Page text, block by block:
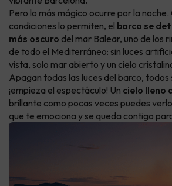
Pero lo más mágico ocurre por la noche.
condiciones lo permiten, el barco se
más oscuro del mar Balear, uno de los
de todo el Mediterráneo: sin luces
vista, solo mar abierto y un cielo
Apagan todas las luces del barco,
¡empieza el espectáculo! Un cielo lleno
brillante como pocas veces puedes
que te emociona y se queda contigo